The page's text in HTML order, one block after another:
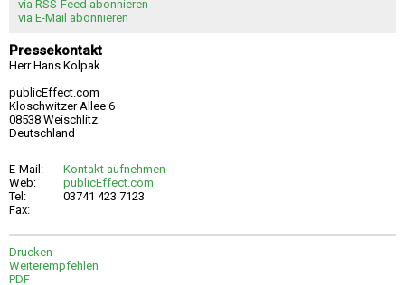
via RSS-Feed abonnieren
via E-Mail abonnieren
Pressekontakt
Herr Hans Kolpak
publicEffect.com
Kloschwitzer Allee 6
08538 Weischlitz
Deutschland
E-Mail:
Kontakt aufnehmen
Web:
publicEffect.com
Tel:
03741 423 7123
Fax:
Drucken
Weiterempfehlen
PDF